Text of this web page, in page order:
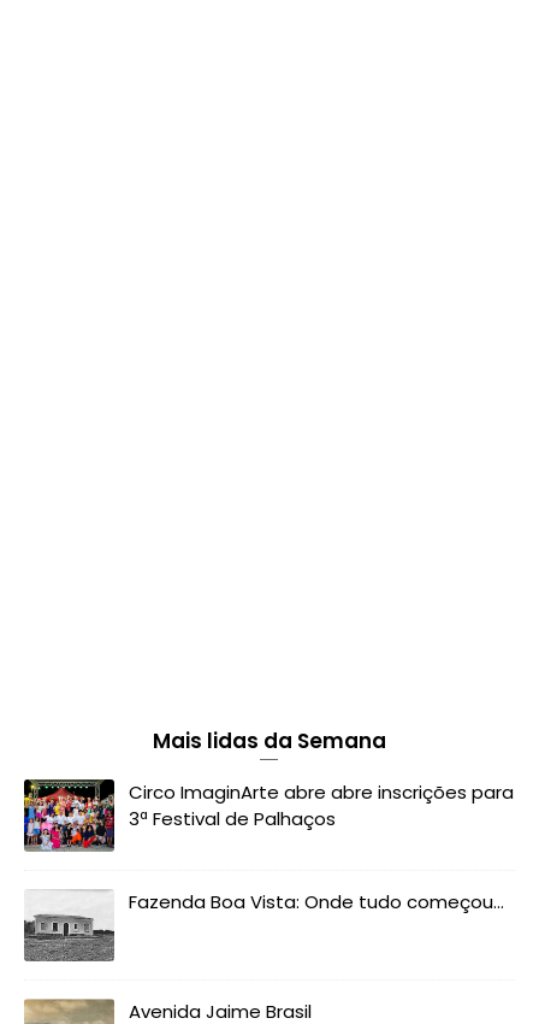
Mais lidas da Semana
Circo ImaginArte abre abre inscrições para
3ª Festival de Palhaços
Fazenda Boa Vista: Onde tudo começou...
Avenida Jaime Brasil